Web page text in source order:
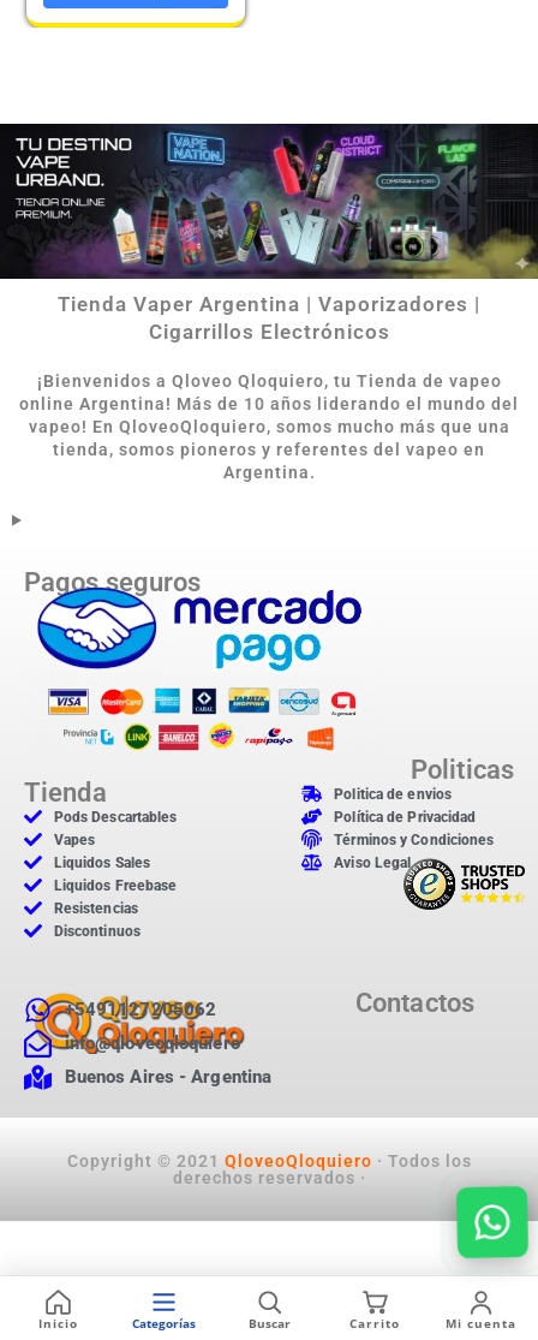
Tienda Vaper Argentina | Vaporizadores |
Cigarrillos Electrónicos
¡Bienvenidos a Qloveo Qloquiero, tu Tienda de vapeo
online Argentina! Más de 10 años liderando el mundo del
vapeo! En QloveoQloquiero, somos mucho más que una
tienda, somos pioneros y referentes del vapeo en
Argentina.
Pagos seguros
Tienda
Pods Descartables
Vapes
Liquidos Sales
Liquidos Freebase
Resistencias
Discontinuos
Politicas
Politica de envios
Política de Privacidad
Términos y Condiciones
Aviso Legal
Contactos
+5491127205062
info@qloveoqloquiero
Buenos Aires - Argentina
Copyright © 2021 QloveoQloquiero · Todos los
derechos reservados ·
Inicio Categorías Buscar Carrito Mi cuenta